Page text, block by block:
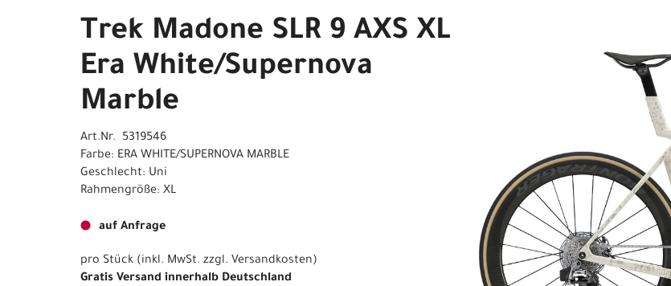
Trek Madone SLR 9 AXS XL
Era White/Supernova
Marble
Art.Nr. 5319546
Farbe: ERA WHITE/SUPERNOVA MARBLE
Geschlecht: Uni
Rahmengröße: XL
auf Anfrage
pro Stück (inkl. MwSt. zzgl. Versandkosten)
Gratis Versand innerhalb Deutschland